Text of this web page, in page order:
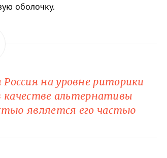
оболочку.
на уровне риторики
альтернативы
является его частью